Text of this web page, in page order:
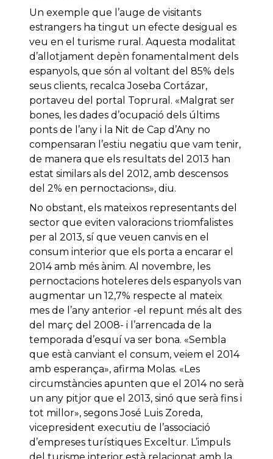
Un exemple que l’auge de visitants
estrangers ha tingut un efecte desigual es
veu en el turisme rural. Aquesta modalitat
d’allotjament depèn fonamentalment dels
espanyols, que són al voltant del 85% dels
seus clients, recalca Joseba Cortázar,
portaveu del portal Toprural. «Malgrat ser
bones, les dades d’ocupació dels últims
ponts de l’any i la Nit de Cap d’Any no
compensaran l’estiu negatiu que vam tenir,
de manera que els resultats del 2013 han
estat similars als del 2012, amb descensos
del 2% en pernoctacions», diu.
No obstant, els mateixos representants del
sector que eviten valoracions triomfalistes
per al 2013, sí que veuen canvis en el
consum interior que els porta a encarar el
2014 amb més ànim. Al novembre, les
pernoctacions hoteleres dels espanyols van
augmentar un 12,7% respecte al mateix
mes de l’any anterior -el repunt més alt des
del març del 2008- i l’arrencada de la
temporada d’esquí va ser bona. «Sembla
que està canviant el consum, veiem el 2014
amb esperança», afirma Molas. «Les
circumstàncies apunten que el 2014 no serà
un any pitjor que el 2013, sinó que serà fins i
tot millor», segons José Luis Zoreda,
vicepresident executiu de l’associació
d’empreses turístiques Exceltur. L’impuls